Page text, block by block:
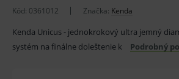
Kód: 0361012 Značka: Kenda
Kenda Unicus - jednokrokový ultra jemný
systém na finálne doleštenie k
Podrobný